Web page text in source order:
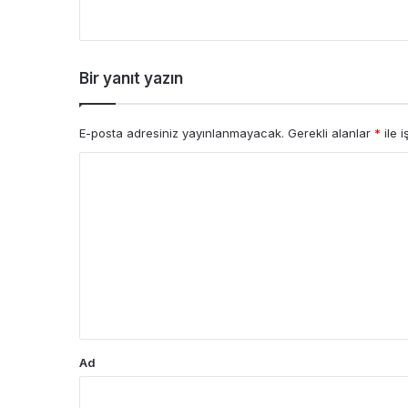
Bir yanıt yazın
E-posta adresiniz yayınlanmayacak. Gerekli alanlar * ile
Ad